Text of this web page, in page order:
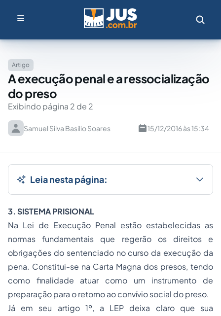
Artigo
A execução penal e a ressocialização
do preso
Exibindo página 2 de 2
Samuel Silva Basilio Soares 15/12/2016 às 15:34
Leia nesta página:
3. SISTEMA PRISIONAL
Na Lei de Execução Penal estão estabelecidas as
normas fundamentais que regerão os direitos e
obrigações do sentenciado no curso da execução da
pena. Constitui-se na Carta Magna dos presos, tendo
como finalidade atuar como um instrumento de
preparação para o retorno ao convívio social do preso.
Já em seu artigo 1º, a LEP deixa claro que sua